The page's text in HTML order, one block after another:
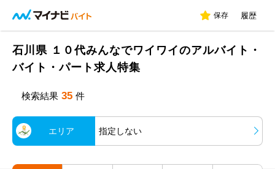
保存 履歴
石川県 １０代みんなでワイワイのアルバイト・
バイト・パート求人特集
検索結果 35 件
エリア 指定しない